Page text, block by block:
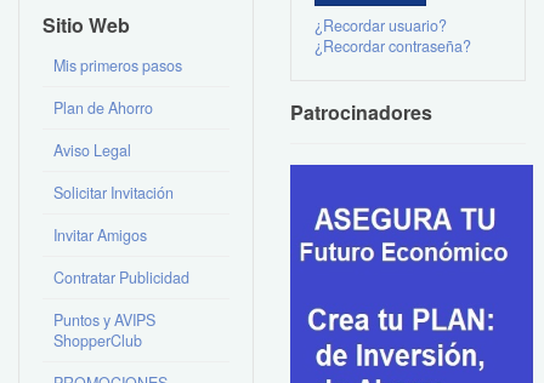
Sitio Web
Mis primeros pasos
Plan de Ahorro
Aviso Legal
Solicitar Invitación
Invitar Amigos
Contratar Publicidad
Puntos y AVIPS
ShopperClub
¿Recordar usuario?
¿Recordar contraseña?
Patrocinadores